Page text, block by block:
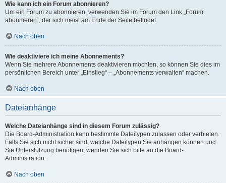
Wie kann ich ein Forum abonnieren?
Um ein Forum zu abonnieren, verwenden Sie im Forum den Link „Forum
abonnieren“, der sich meist am Ende der Seite befindet.
Nach oben
Wie deaktiviere ich meine Abonnements?
Wenn Sie mehrere Abonnements deaktivieren möchten, so können Sie dies im
persönlichen Bereich unter „Einstieg“ – „Abonnements verwalten“ machen.
Nach oben
Dateianhänge
Welche Dateianhänge sind in diesem Forum zulässig?
Die Board-Administration kann bestimmte Dateitypen zulassen oder verbieten.
Falls Sie sich nicht sicher sind, welche Dateitypen Sie anhängen können und
Sie Unterstützung benötigen, wenden Sie sich bitte an die Board-
Administration.
Nach oben